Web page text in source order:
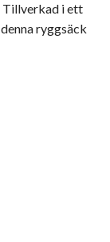
Tillverkad i ett
ryggsäck